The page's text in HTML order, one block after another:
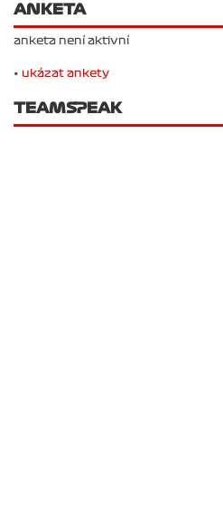
ANKETA
anketa není aktivní
• ukázat ankety
TEAMSPEAK